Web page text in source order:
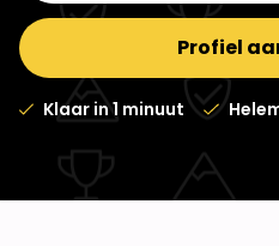
Profiel
Klaar in 1 minuut